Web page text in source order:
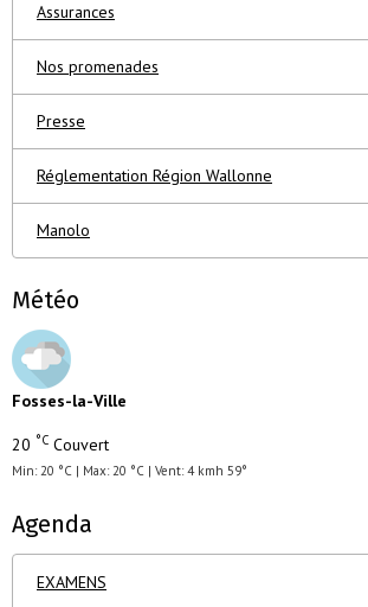
Assurances
Nos promenades
Presse
Réglementation Région Wallonne
Manolo
Météo
Fosses-la-Ville
20 °C Couvert
Min: 20 °C | Max: 20 °C | Vent: 4 kmh 59°
Agenda
EXAMENS